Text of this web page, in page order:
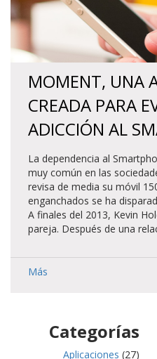
MOMENT, UNA
CREADA PARA
ADICCIÓN AL
La dependencia al
muy común en las
revisa de media su móvil
enganchados se ha
A finales del 2013, Kevin
pareja. Después de una
Más
Categorías
Aplicaciones (27)